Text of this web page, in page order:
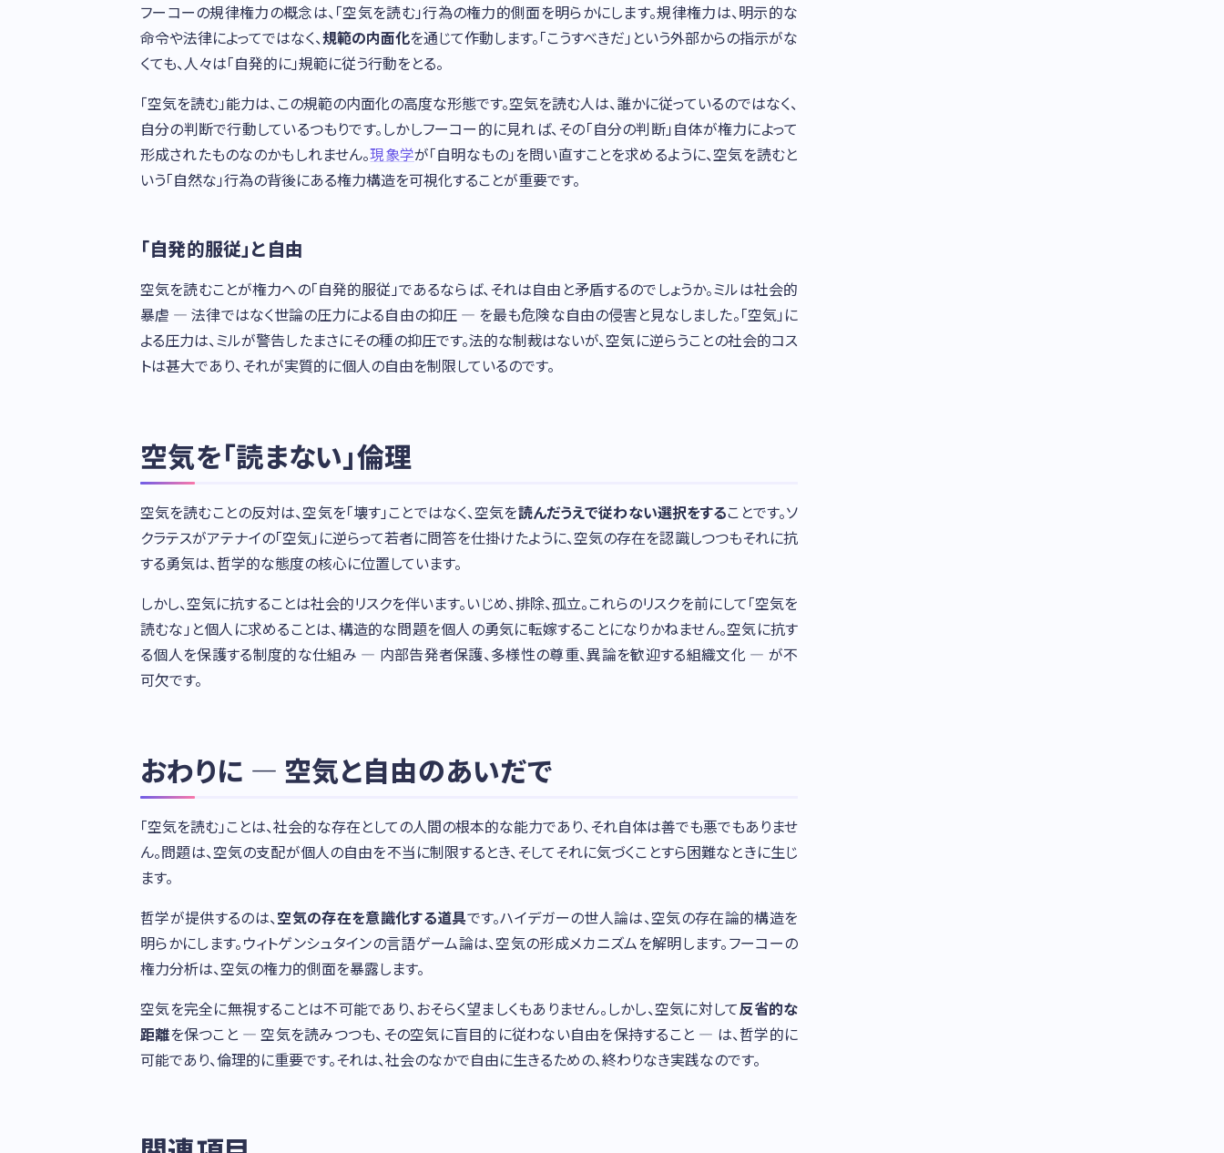
フーコーの規律権力の概念は、「空気を読む」行為の権力的側面を明らかにします。規律権力は、明示的な
命令や法律によってではなく、規範の内面化を通じて作動します。「こうすべきだ」という外部からの指示がな
くても、人々は「自発的に」規範に従う行動をとる。
「空気を読む」能力は、この規範の内面化の高度な形態です。空気を読む人は、誰かに従っているのではなく、
自分の判断で行動しているつもりです。しかしフーコー的に見れば、その「自分の判断」自体が権力によって
形成されたものなのかもしれません。現象学が「自明なもの」を問い直すことを求めるように、空気を読むと
いう「自然な」行為の背後にある権力構造を可視化することが重要です。
「自発的服従」と自由
空気を読むことが権力への「自発的服従」であるならば、それは自由と矛盾するのでしょうか。ミルは社会的
暴虐 — 法律ではなく世論の圧力による自由の抑圧 — を最も危険な自由の侵害と見なしました。「空気」に
よる圧力は、ミルが警告したまさにその種の抑圧です。法的な制裁はないが、空気に逆らうことの社会的コス
トは甚大であり、それが実質的に個人の自由を制限しているのです。
空気を「読まない」倫理
空気を読むことの反対は、空気を「壊す」ことではなく、空気を読んだうえで従わない選択をすることです。ソ
クラテスがアテナイの「空気」に逆らって若者に問答を仕掛けたように、空気の存在を認識しつつもそれに抗
する勇気は、哲学的な態度の核心に位置しています。
しかし、空気に抗することは社会的リスクを伴います。いじめ、排除、孤立。これらのリスクを前にして「空気を
読むな」と個人に求めることは、構造的な問題を個人の勇気に転嫁することになりかねません。空気に抗す
る個人を保護する制度的な仕組み — 内部告発者保護、多様性の尊重、異論を歓迎する組織文化 — が不
可欠です。
おわりに — 空気と自由のあいだで
「空気を読む」ことは、社会的な存在としての人間の根本的な能力であり、それ自体は善でも悪でもありませ
ん。問題は、空気の支配が個人の自由を不当に制限するとき、そしてそれに気づくことすら困難なときに生じ
ます。
哲学が提供するのは、空気の存在を意識化する道具です。ハイデガーの世人論は、空気の存在論的構造を
明らかにします。ウィトゲンシュタインの言語ゲーム論は、空気の形成メカニズムを解明します。フーコーの
権力分析は、空気の権力的側面を暴露します。
空気を完全に無視することは不可能であり、おそらく望ましくもありません。しかし、空気に対して反省的な
距離を保つこと — 空気を読みつつも、その空気に盲目的に従わない自由を保持すること — は、哲学的に
可能であり、倫理的に重要です。それは、社会のなかで自由に生きるための、終わりなき実践なのです。